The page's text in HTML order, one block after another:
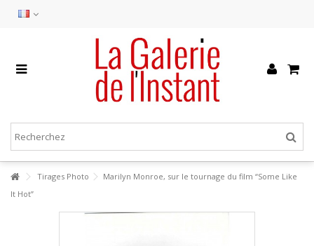
Tirages Photo
Marilyn Monroe, sur le tournage du film “Some Like
It Hot”